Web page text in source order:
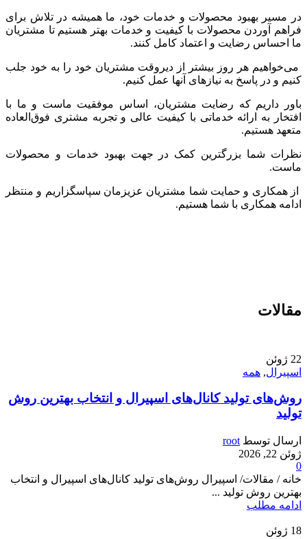
در مسیر بهبود محصولات و خدمات خود، ما همیشه در تلاش برای
فراهم آوردن محصولات با کیفیت و خدمات بهتر هستیم تا مشتریان
ما احساس رضایت و اعتماد کامل کنند.
می‌خواهیم هر روز بیشتر از دیروقت مشتریان خود را به خود جلب
کنیم و در پاسخ به نیازهای آنها عمل کنیم.
باور داریم که رضایت مشتریان، اساس موفقیت ماست و ما با
افتخار به ارائه خدماتی با کیفیت عالی و تجربه مشتری فوق‌العاده
متعهد هستیم.
نظرات شما بزرگترین کمک در جهت بهبود خدمات و محصولات
ماست.
از همکاری و حمایت شما مشتریان عزیزمان سپاسگزاریم و منتظر
ادامه همکاری با شما هستیم.
مقالات
22 ژوئن
اسپیرال, همه
روش‌های تولید کانال‌های اسپیرال و انتخاب بهترین روش
تولید
ارسال توسط root
ژوئن 22, 2026
0
خانه / مقالات/ اسپیرال روش‌های تولید کانال‌های اسپیرال و انتخاب
بهترین روش تولید ...
ادامه مطلب
18 ژوئن